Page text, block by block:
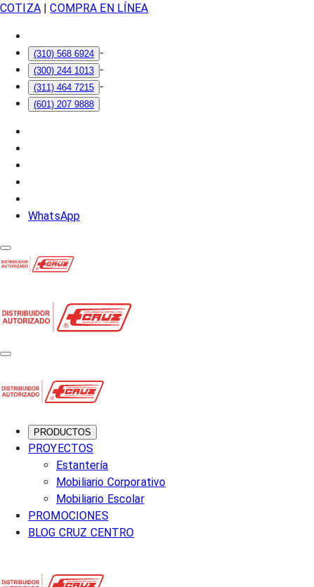
COTIZA| COMPRA EN LÍNEA
(310) 568 6924 -
(300) 244 1013 -
(311) 464 7215 -
(601) 207 9888
WhatsApp
PRODUCTOS
PROYECTOS
Estantería
Mobiliario Corporativo
Mobiliario Escolar
PROMOCIONES
BLOG CRUZ CENTRO